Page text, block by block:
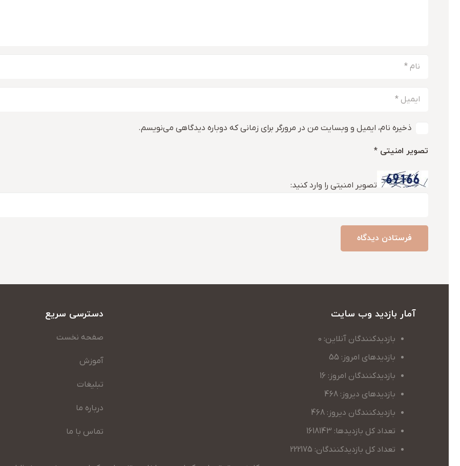
ذخیره نام، ایمیل و وبسایت من در مرورگر برای زمانی که دوباره دیدگاهی می‌نویسم.
تصویر امنیتی *
تصویر امنیتی را وارد کنید:
فرستادن دیدگاه
آمار بازدید وب سایت
بازدیدکنندگان آنلاین: 0
بازدیدهای امروز: 55
بازدیدکنندگان امروز: 16
بازدیدهای دیروز: 468
بازدیدکنندگان دیروز: 468
تعداد کل بازدیدها: 1618143
تعداد کل بازدیدکنندگان: 222175
دسترسی سریع
صفحه نخست
آموزش
تبلیغات
درباره ما
تماس با ما